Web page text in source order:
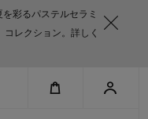
彩るパステルセラミ
レクション。詳しく